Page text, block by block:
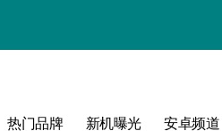
热门品牌 新机曝光 安卓频道